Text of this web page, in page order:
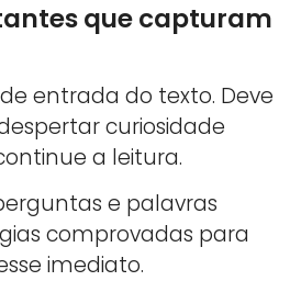
que capturam
entrada do texto. Deve
curiosidade
a leitura.
e palavras
comprovadas para
imediato.